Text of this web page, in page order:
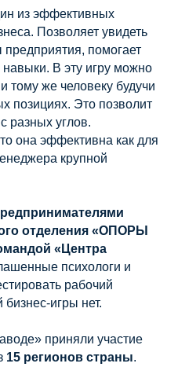
из эффективных
Позволяет увидеть
помогает
навыки. В эту игру можно
тому же человеку будучи
позициях. Это позволит
разных углов.
она эффективна как для
крупной
отделения «ОПОРЫ
«Центра
психологи и
рабочий
игры нет.
приняли участие
15 регионов страны.